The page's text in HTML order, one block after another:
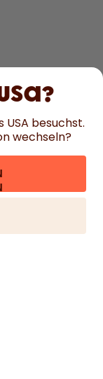
Versandkosten.
USA besuchst.
wechseln?